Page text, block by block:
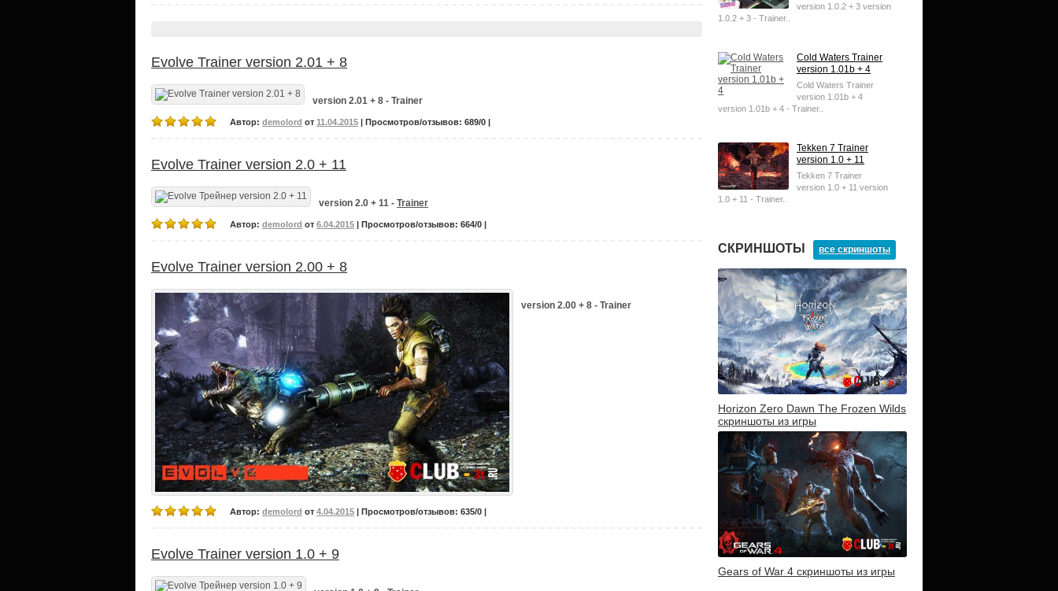
Evolve Trainer version 2.01 + 8
version 2.01 + 8 - Trainer
Автор: demolord от 11.04.2015 | Просмотров/отзывов: 689/0 |
Evolve Trainer version 2.0 + 11
version 2.0 + 11 - Trainer
Автор: demolord от 6.04.2015 | Просмотров/отзывов: 664/0 |
Evolve Trainer version 2.00 + 8
version 2.00 + 8 - Trainer
Автор: demolord от 4.04.2015 | Просмотров/отзывов: 635/0 |
Evolve Trainer version 1.0 + 9
version 1.0.2 + 3 version
1.0.2 + 3 - Trainer..
Cold Waters Trainer
version 1.01b + 4
Cold Waters Trainer
version 1.01b + 4
version 1.01b + 4 - Trainer..
Tekken 7 Trainer
version 1.0 + 11
Tekken 7 Trainer
version 1.0 + 11 version
1.0 + 11 - Trainer..
СКРИНШОТЫ все скриншоты
Horizon Zero Dawn The Frozen Wilds
скриншоты из игры
Gears of War 4 скриншоты из игры